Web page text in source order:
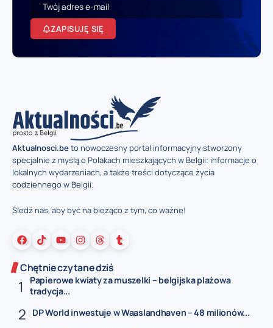
ZAPISUJĘ SIĘ
Aktualnosci.beto nowoczesny portal informacyjny stworzony
specjalnie z myślą o Polakach mieszkających w Belgii: informacje o
lokalnych wydarzeniach, a także treści dotyczące życia
codziennego w Belgii.
Śledź nas, aby być na bieżąco z tym, co ważne!
Chętnie czytane dziś
Papierowe kwiaty za muszelki – belgijska plażowa
tradycja...
DP World inwestuje w Waaslandhaven – 48 milionów...